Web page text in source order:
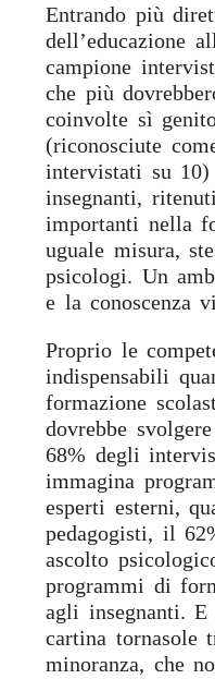
Entrando più
dell’educazione
campione
che più
coinvolte sì
(riconosciute
intervistati su 10)
insegnanti,
importanti nella
uguale misura,
psicologi. Un
e la conoscenza
Proprio le
indispensabili
formazione
dovrebbe
68% degli
immagina
esperti esterni,
pedagogisti, il
ascolto
programmi di
agli insegnanti. E
cartina tornasole
minoranza, che